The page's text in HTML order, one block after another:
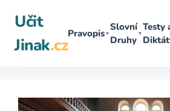
obsah
Učit
Jinak.cz
Pravopis▼
Slovní
Druhy
▼
Testy